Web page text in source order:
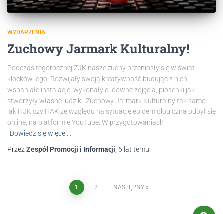
WYDARZENIA
Zuchowy Jarmark Kulturalny!
Podczas tegorocznej ZJK nasze zuchy przeniosły się w świat
klocków lego! Rozwijały swoją kreatywność budując z nich
wspaniałe instalacje, wykonały cudowne zdjęcia, piosenki jak i
stworzyły własne ludziki. Zuchowy Jarmark Kulturalny tak samo
jak HJK czy HAK ze względu na sytuację epidemiologiczną odbył się
online, na platformie YouTube. W przygotowaniach
Dowiedz się więcej…
Przez Zespół Promocji i Informacji 6 lat temu
1 2 NASTĘPNY